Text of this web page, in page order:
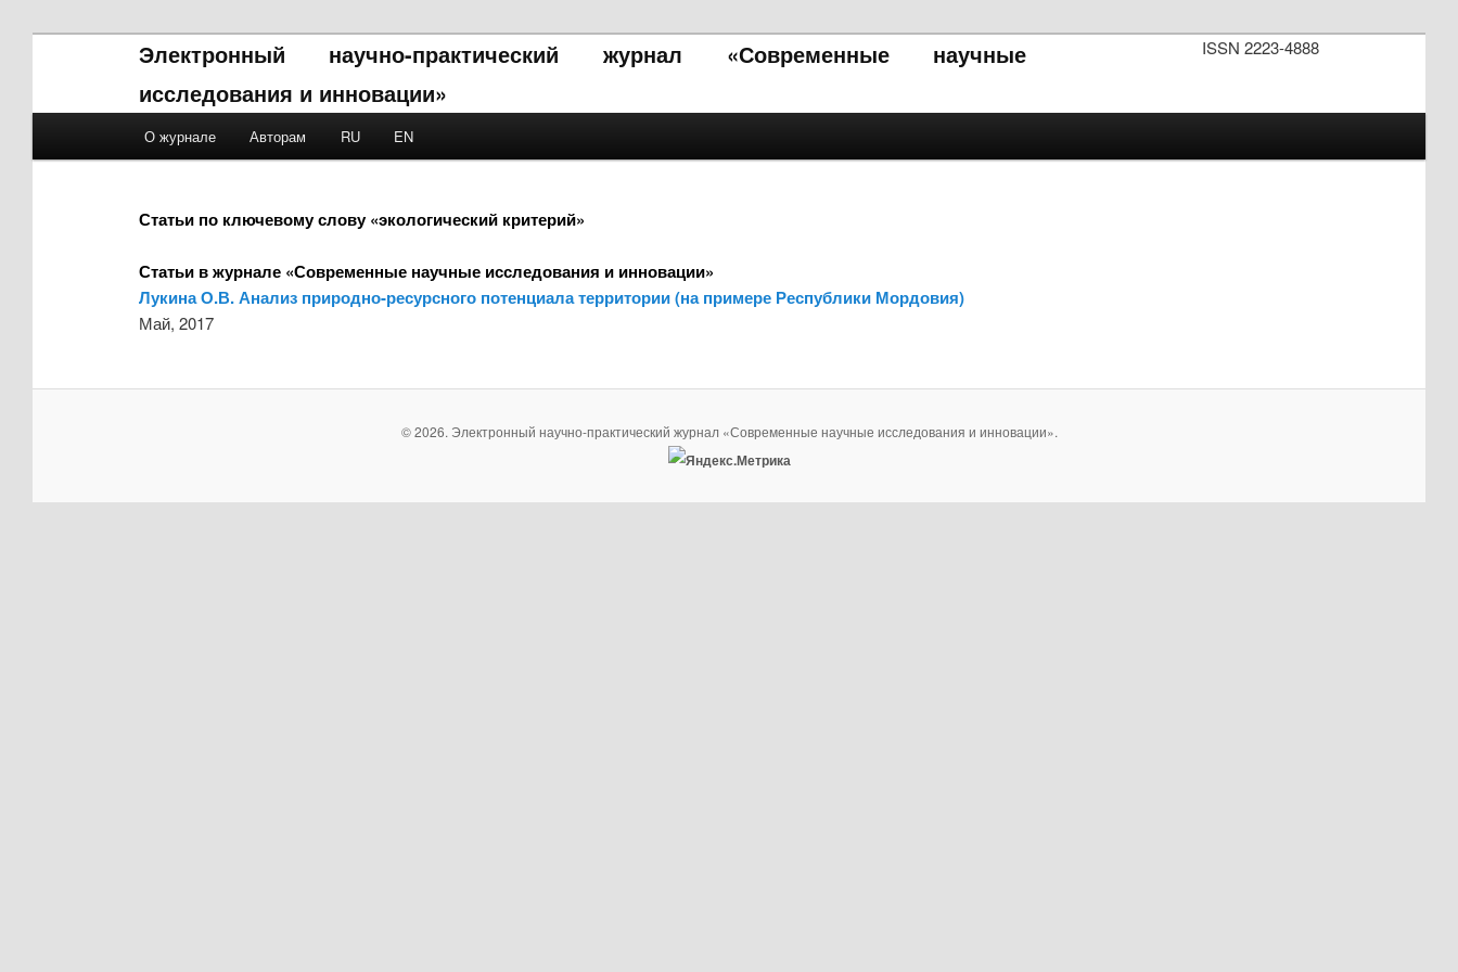
ISSN 2223-4888
Электронный научно-практический журнал «Современные научные
исследования и инновации»
Skip to primary content
Skip to secondary content
О журнале Авторам RU EN
Статьи по ключевому слову «экологический критерий»
Статьи в журнале «Современные научные исследования и инновации»
Лукина О.В. Анализ природно-ресурсного потенциала территории (на примере Республики Мордовия)
Май, 2017
© 2026. Электронный научно-практический журнал «Современные научные исследования и инновации».